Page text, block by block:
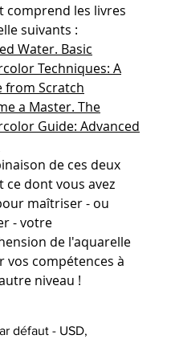
comprend les livres
suivants :
Water. Basic
Techniques: A
from Scratch
a Master. The
Guide: Advanced
de ces deux
ce dont vous avez
maîtriser - ou
- votre
de l'aquarelle
vos compétences à
niveau !
défaut - USD,